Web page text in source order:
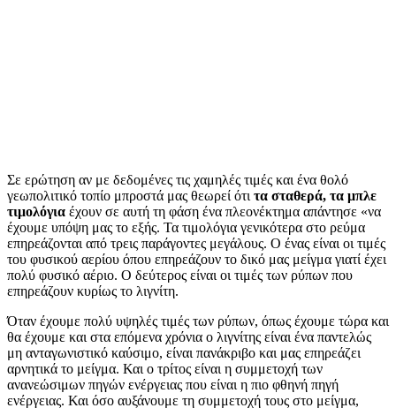
Σε ερώτηση αν με δεδομένες τις χαμηλές τιμές και ένα θολό
γεωπολιτικό τοπίο μπροστά μας θεωρεί ότι τα σταθερά, τα μπλε
τιμολόγια έχουν σε αυτή τη φάση ένα πλεονέκτημα απάντησε «να
έχουμε υπόψη μας το εξής. Τα τιμολόγια γενικότερα στο ρεύμα
επηρεάζονται από τρεις παράγοντες μεγάλους. Ο ένας είναι οι τιμές
του φυσικού αερίου όπου επηρεάζουν το δικό μας μείγμα γιατί έχει
πολύ φυσικό αέριο. Ο δεύτερος είναι οι τιμές των ρύπων που
επηρεάζουν κυρίως το λιγνίτη.
Όταν έχουμε πολύ υψηλές τιμές των ρύπων, όπως έχουμε τώρα και
θα έχουμε και στα επόμενα χρόνια ο λιγνίτης είναι ένα παντελώς
μη ανταγωνιστικό καύσιμο, είναι πανάκριβο και μας επηρεάζει
αρνητικά το μείγμα. Και ο τρίτος είναι η συμμετοχή των
ανανεώσιμων πηγών ενέργειας που είναι η πιο φθηνή πηγή
ενέργειας. Και όσο αυξάνουμε τη συμμετοχή τους στο μείγμα,